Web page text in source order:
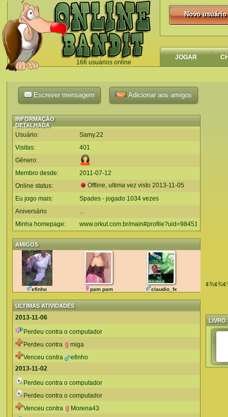
166 usuários online
`
Novo usuário
Novo usuário
JOGAR
Escrever mensagem Adicionar aos amigos
INFORMAÇÃO
DETALHADA
Usuário:
Samy.22
Visitas:
401
Gênero:
Membro desde:
2011-07-12
Online status:
Offline, ultima vez visto 2013-11-05
Eu jogo mais:
Spades - jogado 1034 vezes
Aniversário
...
Minha homepage:
www.orkut.com.br/
AMIGOS
efinho pam pam claudio_fx
ULTIMAS ATIVIDADES
2013-11-06
Perdeu contra o computador
Perdeu contra
miga
Venceu contra
efinho
2013-11-02
Perdeu contra o computador
Perdeu contra o computador
Venceu contra
Morena43
LIVRO